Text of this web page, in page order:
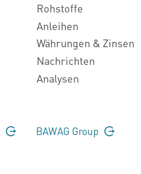
Rohstoffe
Anleihen
Währungen & Zinsen
Nachrichten
Analysen
BAWAG Group